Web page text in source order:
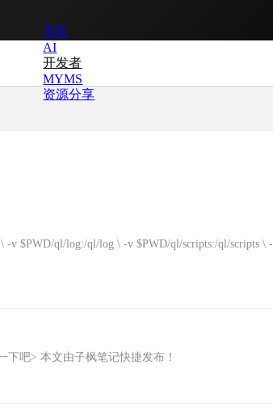
首页
AI
开发者
MYMS
资源分享
v $PWD/ql/log:/ql/log \ -v $PWD/ql/scripts:/ql/scripts \ -
下吧> 本文由子枫笔记快捷发布！